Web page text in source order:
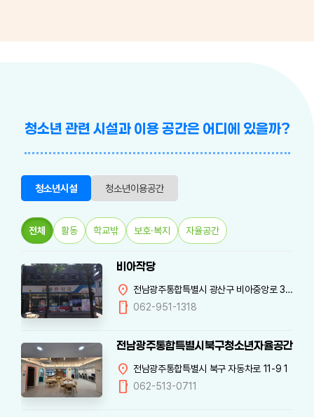
청소년 관련 시설과 이용 공간은 어디에 있을까?
청소년시설 청소년이용공간
전체 활동 학교밖 보호·복지 자율공간
비아작당
location_on 전남광주통합특별시 광산구 비아중앙로 30 참좋은약국 2층
mobile 062-951-1318
전남광주통합특별시북구청소년자율공간 재
location_on 전남광주통합특별시 북구 자동차로 11-9 1
mobile 062-513-0711